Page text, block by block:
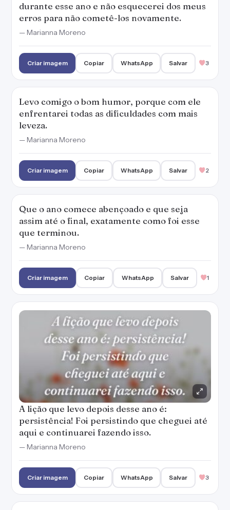
durante esse ano e não esquecerei dos meus
erros para não cometê-los novamente.
— Marianna Moreno
Criar imagem Copiar WhatsApp Salvar 3
Levo comigo o bom humor, porque com ele
enfrentarei todas as dificuldades com mais
leveza.
— Marianna Moreno
Criar imagem Copiar WhatsApp Salvar 2
Que o ano comece abençoado e que seja
assim até o final, exatamente como foi esse
que terminou.
— Marianna Moreno
Criar imagem Copiar WhatsApp Salvar 1
A lição que levo depois desse ano é:
persistência! Foi persistindo que cheguei até
aqui e continuarei fazendo isso.
— Marianna Moreno
Criar imagem Copiar WhatsApp Salvar 3